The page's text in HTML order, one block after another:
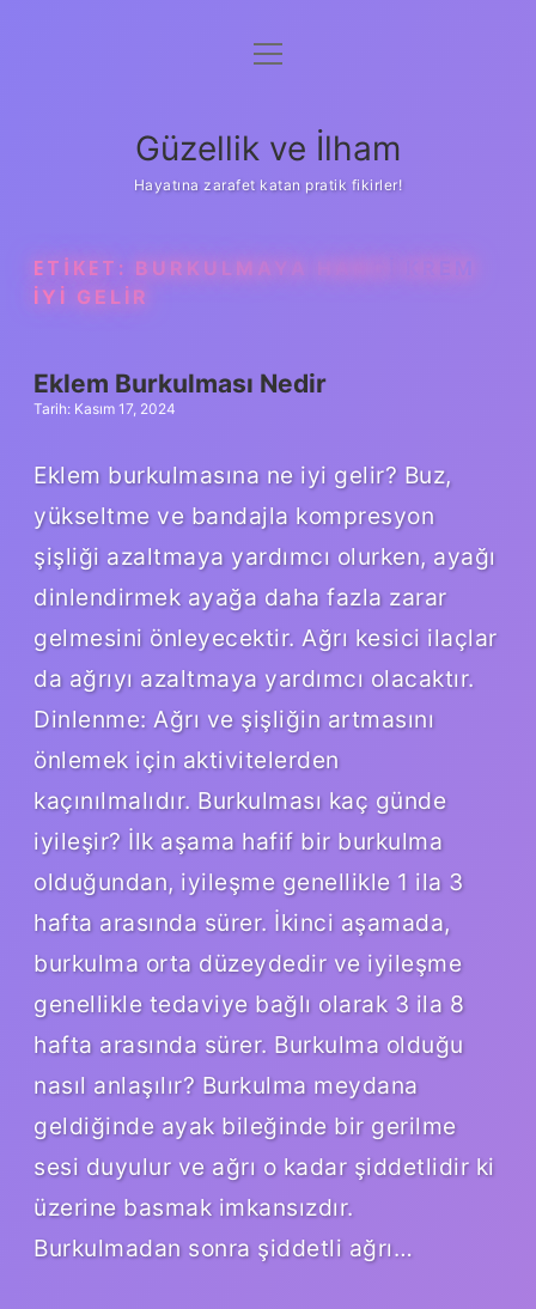
Anasayfa
Yasal Uyarı
menüyü
Güzellik ve İlham
Hayatına zarafet katan pratik fikirler!
ETIKET: BURKULMAYA HANGI KREM
IYI GELIR
Eklem Burkulması Nedir
Tarih: Kasım 17, 2024
Eklem burkulmasına ne iyi gelir? Buz,
yükseltme ve bandajla kompresyon
şişliği azaltmaya yardımcı olurken, ayağı
dinlendirmek ayağa daha fazla zarar
gelmesini önleyecektir. Ağrı kesici ilaçlar
da ağrıyı azaltmaya yardımcı olacaktır.
Dinlenme: Ağrı ve şişliğin artmasını
önlemek için aktivitelerden
kaçınılmalıdır. Burkulması kaç günde
iyileşir? İlk aşama hafif bir burkulma
olduğundan, iyileşme genellikle 1 ila 3
hafta arasında sürer. İkinci aşamada,
burkulma orta düzeydedir ve iyileşme
genellikle tedaviye bağlı olarak 3 ila 8
hafta arasında sürer. Burkulma olduğu
nasıl anlaşılır? Burkulma meydana
geldiğinde ayak bileğinde bir gerilme
sesi duyulur ve ağrı o kadar şiddetlidir ki
üzerine basmak imkansızdır.
Burkulmadan sonra şiddetli ağrı…